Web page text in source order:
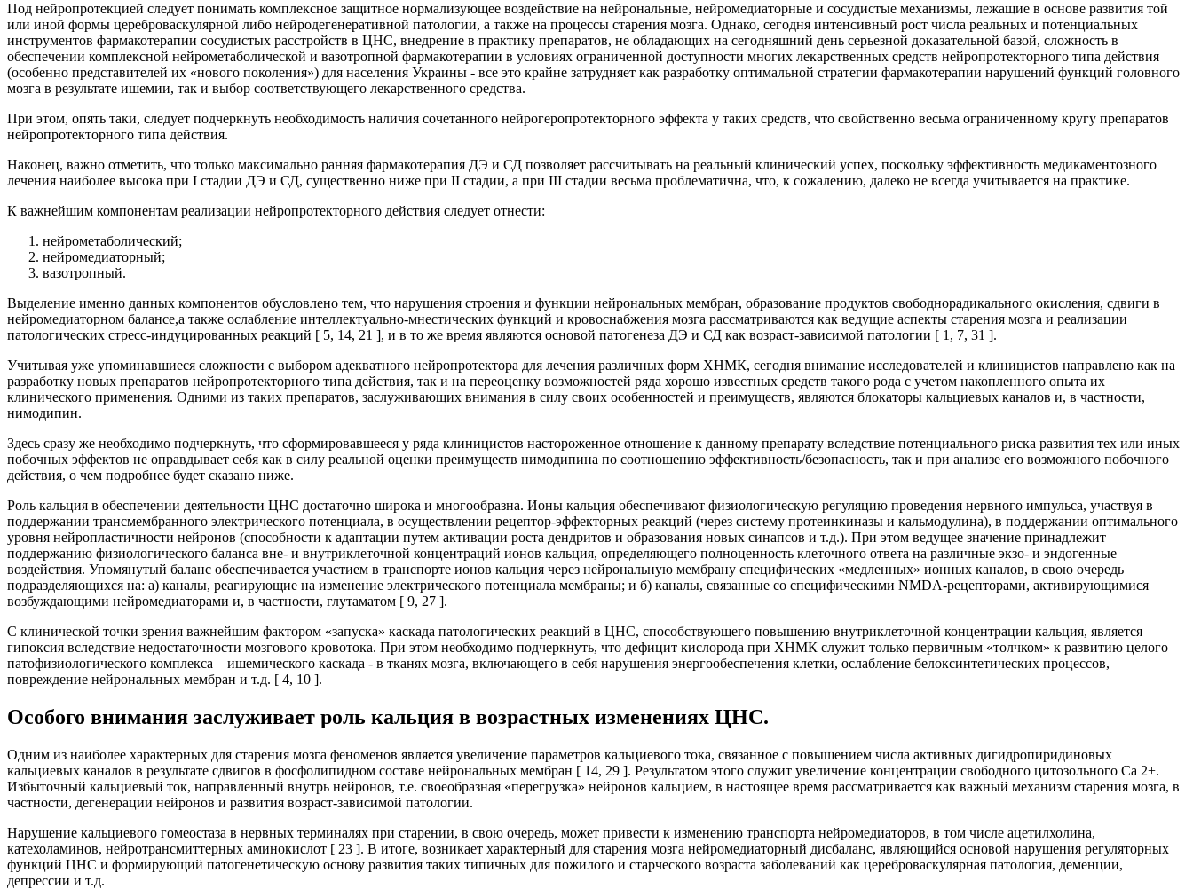
Под нейропротекцией следует понимать комплексное защитное нормализующее воздействие на нейрональные, нейромедиаторные и сосудистые механизмы, лежащие в основе развития той
или иной формы цереброваскулярной либо нейродегенеративной патологии, а также на процессы старения мозга. Однако, сегодня интенсивный рост числа реальных и потенциальных
инструментов фармакотерапии сосудистых расстройств в ЦНС, внедрение в практику препаратов, не обладающих на сегодняшний день серьезной доказательной базой, сложность в
обеспечении комплексной нейрометаболической и вазотропной фармакотерапии в условиях ограниченной доступности многих лекарственных средств нейропротекторного типа действия
(особенно представителей их «нового поколения») для населения Украины - все это крайне затрудняет как разработку оптимальной стратегии фармакотерапии нарушений функций головного
мозга в результате ишемии, так и выбор соответствующего лекарственного средства.
При этом, опять таки, следует подчеркнуть необходимость наличия сочетанного нейрогеропротекторного эффекта у таких средств, что свойственно весьма ограниченному кругу препаратов
нейропротекторного типа действия.
Наконец, важно отметить, что только максимально ранняя фармакотерапия ДЭ и СД позволяет рассчитывать на реальный клинический успех, поскольку эффективность медикаментозного
лечения наиболее высока при I стадии ДЭ и СД, существенно ниже при II стадии, а при III стадии весьма проблематична, что, к сожалению, далеко не всегда учитывается на практике.
К важнейшим компонентам реализации нейропротекторного действия следует отнести:
нейрометаболический;
нейромедиаторный;
вазотропный.
Выделение именно данных компонентов обусловлено тем, что нарушения строения и функции нейрональных мембран, образование продуктов свободнорадикального окисления, сдвиги в
нейромедиаторном балансе,а также ослабление интеллектуально-мнестических функций и кровоснабжения мозга рассматриваются как ведущие аспекты старения мозга и реализации
патологических стресс-индуцированных реакций [ 5, 14, 21 ], и в то же время являются основой патогенеза ДЭ и СД как возраст-зависимой патологии [ 1, 7, 31 ].
Учитывая уже упоминавшиеся сложности с выбором адекватного нейропротектора для лечения различных форм ХНМК, сегодня внимание исследователей и клиницистов направлено как на
разработку новых препаратов нейропротекторного типа действия, так и на переоценку возможностей ряда хорошо известных средств такого рода с учетом накопленного опыта их
клинического применения. Одними из таких препаратов, заслуживающих внимания в силу своих особенностей и преимуществ, являются блокаторы кальциевых каналов и, в частности,
нимодипин.
Здесь сразу же необходимо подчеркнуть, что сформировавшееся у ряда клиницистов настороженное отношение к данному препарату вследствие потенциального риска развития тех или иных
побочных эффектов не оправдывает себя как в силу реальной оценки преимуществ нимодипина по соотношению эффективность/безопасность, так и при анализе его возможного побочного
действия, о чем подробнее будет сказано ниже.
Роль кальция в обеспечении деятельности ЦНС достаточно широка и многообразна. Ионы кальция обеспечивают физиологическую регуляцию проведения нервного импульса, участвуя в
поддержании трансмембранного электрического потенциала, в осуществлении рецептор-эффекторных реакций (через систему протеинкиназы и кальмодулина), в поддержании оптимального
уровня нейропластичности нейронов (способности к адаптации путем активации роста дендритов и образования новых синапсов и т.д.). При этом ведущее значение принадлежит
поддержанию физиологического баланса вне- и внутриклеточной концентраций ионов кальция, определяющего полноценность клеточного ответа на различные экзо- и эндогенные
воздействия. Упомянутый баланс обеспечивается участием в транспорте ионов кальция через нейрональную мембрану специфических «медленных» ионных каналов, в свою очередь
подразделяющихся на: а) каналы, реагирующие на изменение электрического потенциала мембраны; и б) каналы, связанные со специфическими NMDA-рецепторами, активирующимися
возбуждающими нейромедиаторами и, в частности, глутаматом [ 9, 27 ].
С клинической точки зрения важнейшим фактором «запуска» каскада патологических реакций в ЦНС, способствующего повышению внутриклеточной концентрации кальция, является
гипоксия вследствие недостаточности мозгового кровотока. При этом необходимо подчеркнуть, что дефицит кислорода при ХНМК служит только первичным «толчком» к развитию целого
патофизиологического комплекса – ишемического каскада - в тканях мозга, включающего в себя нарушения энергообеспечения клетки, ослабление белоксинтетических процессов,
повреждение нейрональных мембран и т.д. [ 4, 10 ].
Особого внимания заслуживает роль кальция в возрастных изменениях ЦНС.
Одним из наиболее характерных для старения мозга феноменов является увеличение параметров кальциевого тока, связанное с повышением числа активных дигидропиридиновых
кальциевых каналов в результате сдвигов в фосфолипидном составе нейрональных мембран [ 14, 29 ]. Результатом этого служит увеличение концентрации свободного цитозольного Са 2+.
Избыточный кальциевый ток, направленный внутрь нейронов, т.е. своеобразная «перегрузка» нейронов кальцием, в настоящее время рассматривается как важный механизм старения мозга, в
частности, дегенерации нейронов и развития возраст-зависимой патологии.
Нарушение кальциевого гомеостаза в нервных терминалях при старении, в свою очередь, может привести к изменению транспорта нейромедиаторов, в том числе ацетилхолина,
катехоламинов, нейротрансмиттерных аминокислот [ 23 ]. В итоге, возникает характерный для старения мозга нейромедиаторный дисбаланс, являющийся основой нарушения регуляторных
функций ЦНС и формирующий патогенетическую основу развития таких типичных для пожилого и старческого возраста заболеваний как цереброваскулярная патология, деменции,
депрессии и т.д.